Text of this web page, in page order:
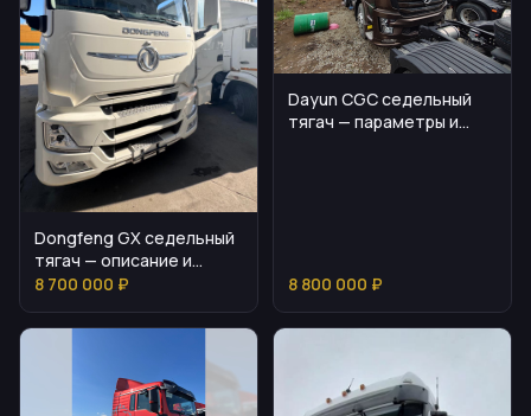
Dongfeng GX седельный
тягач — описание и
комплектация
8 700 000 ₽
Dayun CGC седельный
тягач — параметры и
8 800 000 ₽